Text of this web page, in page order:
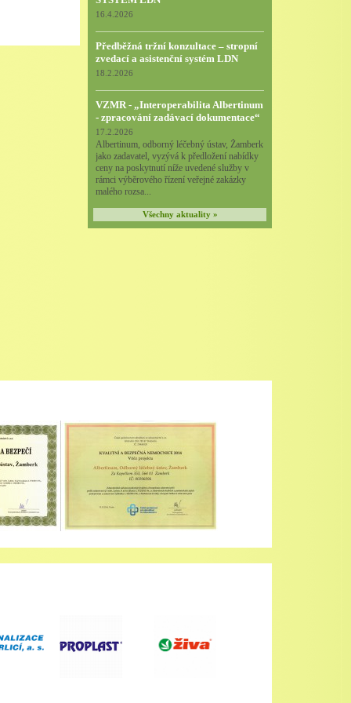
16.4.2026
Předběžná tržní konzultace – stropní
zvedací a asistenční systém LDN
18.2.2026
VZMR - „Interoperabilita Albertinum
- zpracování zadávací dokumentace“
17.2.2026
Albertinum, odborný léčebný ústav, Žamberk
jako zadavatel, vyzývá k předložení nabídky
ceny na poskytnutí níže uvedené služby v
rámci výběrového řízení veřejné zakázky
malého rozsa...
Všechny aktuality »